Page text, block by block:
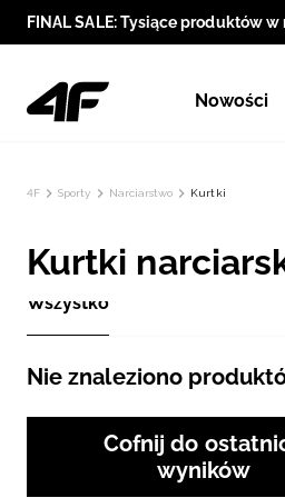
FINAL SALE: Tysiące produktów
Nowości
4F Sporty Narciarstwo Kurtki
Kurtki
Wszystko
Nie znaleziono
Cofnij do
wyników